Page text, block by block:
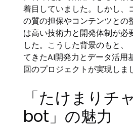
着目していました。しかし、
の質の担保やコンテンツとの
は高い技術力と開発体制が必
した。こうした背景のもと、
てきたAI開発力とデータ活用
回のプロジェクトが実現しま
「たけまりチ
bot」の魅力